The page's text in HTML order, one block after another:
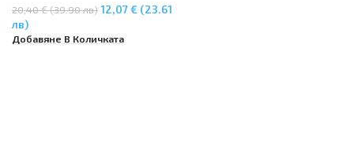
L2372DN, MFC-L2712DN, MFC-
L2712DW, MFC-L2732DW
20,40 € (39.90 лв)12,07 € (23.61
лв)
Добавяне В Количката